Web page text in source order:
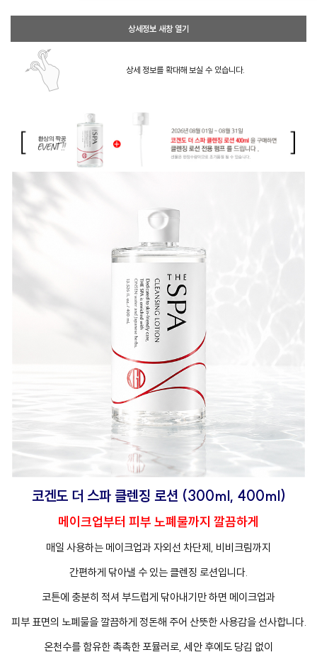
상세정보 새창 열기
상세 정보를 확대해 보실 수 있습니다.
코겐도 더 스파 클렌징 로션 (300ml, 400ml)
메이크업부터 피부 노폐물까지 깔끔하게
매일 사용하는 메이크업과 자외선 차단제, 비비크림까지
간편하게 닦아낼 수 있는 클렌징 로션입니다.
코튼에 충분히 적셔 부드럽게 닦아내기만 하면 메이크업과
피부 표면의 노폐물을 깔끔하게 정돈해 주어 산뜻한 사용감을 선사합니다.
온천수를 함유한 촉촉한 포뮬러로, 세안 후에도 당김 없이